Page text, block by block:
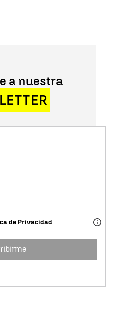
a nuestra
de Privacidad